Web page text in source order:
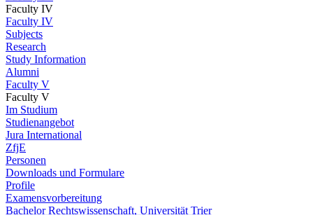
Faculty IV
Faculty IV
Subjects
Research
Study Information
Alumni
Faculty V
Faculty V
Im Studium
Studienangebot
Jura International
ZfjE
Personen
Downloads und Formulare
Profile
Examensvorbereitung
Bachelor Rechtswissenschaft, Universität Trier